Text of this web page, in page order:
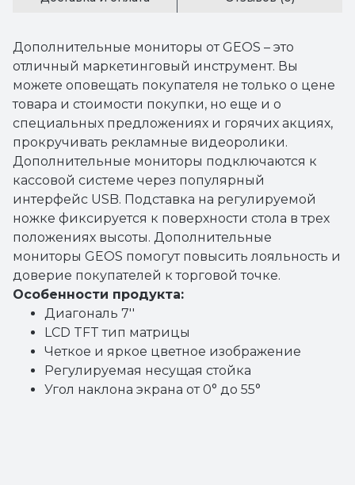
Дополнительные мониторы от GEOS – это
отличный маркетинговый инструмент. Вы
можете оповещать покупателя не только о цене
товара и стоимости покупки, но еще и о
специальных предложениях и горячих акциях,
прокручивать рекламные видеоролики.
Дополнительные мониторы подключаются к
кассовой системе через популярный
интерфейс USB. Подставка на регулируемой
ножке фиксируется к поверхности стола в трех
положениях высоты. Дополнительные
мониторы GEOS помогут повысить лояльность и
доверие покупателей к торговой точке.
Особенности продукта:
Диагональ 7''
LCD TFT тип матрицы
Четкое и яркое цветное изображение
Регулируемая несущая стойка
Угол наклона экрана от 0° до 55°